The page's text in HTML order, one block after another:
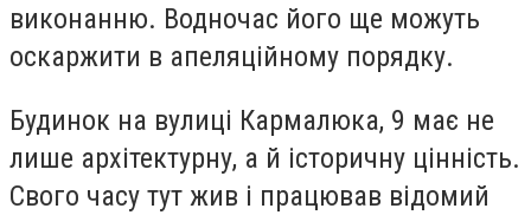
виконанню. Водночас його ще можуть
оскаржити в апеляційному порядку.
Будинок на вулиці Кармалюка, 9 має не
лише архітектурну, а й історичну цінність.
Свого часу тут жив і працював відомий